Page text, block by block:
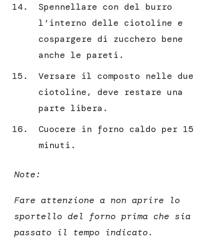
Spennellare con del burro
l’interno delle ciotoline e
cospargere di zucchero bene
anche le pareti.
Versare il composto nelle due
ciotoline, deve restare una
parte libera.
Cuocere in forno caldo per 15
minuti.
Note:
Fare attenzione a non aprire lo
sportello del forno prima che sia
passato il tempo indicato.